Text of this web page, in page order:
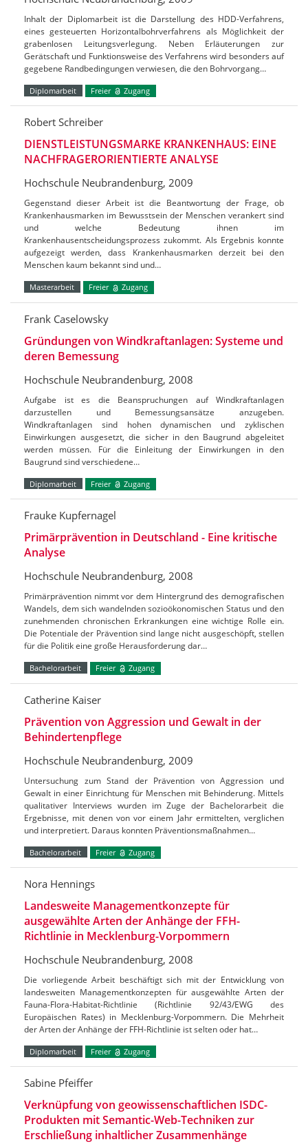
Inhalt der Diplomarbeit ist die Darstellung des HDD-Verfahrens,
eines gesteuerten Horizontalbohrverfahrens als Möglichkeit der
grabenlosen Leitungsverlegung. Neben Erläuterungen zur
Gerätschaft und Funktionsweise des Verfahrens wird besonders auf
gegebene Randbedingungen verwiesen, die den Bohrvorgang…
Diplomarbeit Freier Zugang
Robert Schreiber
DIENSTLEISTUNGSMARKE KRANKENHAUS: EINE
NACHFRAGERORIENTIERTE ANALYSE
Hochschule Neubrandenburg, 2009
Gegenstand dieser Arbeit ist die Beantwortung der Frage, ob
Krankenhausmarken im Bewusstsein der Menschen verankert sind
und welche Bedeutung ihnen im
Krankenhausentscheidungsprozess zukommt. Als Ergebnis konnte
aufgezeigt werden, dass Krankenhausmarken derzeit bei den
Menschen kaum bekannt sind und…
Masterarbeit Freier Zugang
Frank Caselowsky
Gründungen von Windkraftanlagen: Systeme und
deren Bemessung
Hochschule Neubrandenburg, 2008
Aufgabe ist es die Beanspruchungen auf Windkraftanlagen
darzustellen und Bemessungsansätze anzugeben.
Windkraftanlagen sind hohen dynamischen und zyklischen
Einwirkungen ausgesetzt, die sicher in den Baugrund abgeleitet
werden müssen. Für die Einleitung der Einwirkungen in den
Baugrund sind verschiedene…
Diplomarbeit Freier Zugang
Frauke Kupfernagel
Primärprävention in Deutschland - Eine kritische
Analyse
Hochschule Neubrandenburg, 2008
Primärprävention nimmt vor dem Hintergrund des demografischen
Wandels, dem sich wandelnden sozioökonomischen Status und den
zunehmenden chronischen Erkrankungen eine wichtige Rolle ein.
Die Potentiale der Prävention sind lange nicht ausgeschöpft, stellen
für die Politik eine große Herausforderung dar…
Bachelorarbeit Freier Zugang
Catherine Kaiser
Prävention von Aggression und Gewalt in der
Behindertenpflege
Hochschule Neubrandenburg, 2009
Untersuchung zum Stand der Prävention von Aggression und
Gewalt in einer Einrichtung für Menschen mit Behinderung. Mittels
qualitativer Interviews wurden im Zuge der Bachelorarbeit die
Ergebnisse, mit denen von vor einem Jahr ermittelten, verglichen
und interpretiert. Daraus konnten Präventionsmaßnahmen…
Bachelorarbeit Freier Zugang
Nora Hennings
Landesweite Managementkonzepte für
ausgewählte Arten der Anhänge der FFH-
Richtlinie in Mecklenburg-Vorpommern
Hochschule Neubrandenburg, 2008
Die vorliegende Arbeit beschäftigt sich mit der Entwicklung von
landesweiten Managementkonzepten für ausgewählte Arten der
Fauna-Flora-Habitat-Richtlinie (Richtlinie 92/43/EWG des
Europäischen Rates) in Mecklenburg-Vorpommern. Die Mehrheit
der Arten der Anhänge der FFH-Richtlinie ist selten oder hat…
Diplomarbeit Freier Zugang
Sabine Pfeiffer
Verknüpfung von geowissenschaftlichen ISDC-
Produkten mit Semantic-Web-Techniken zur
Erschließung inhaltlicher Zusammenhänge